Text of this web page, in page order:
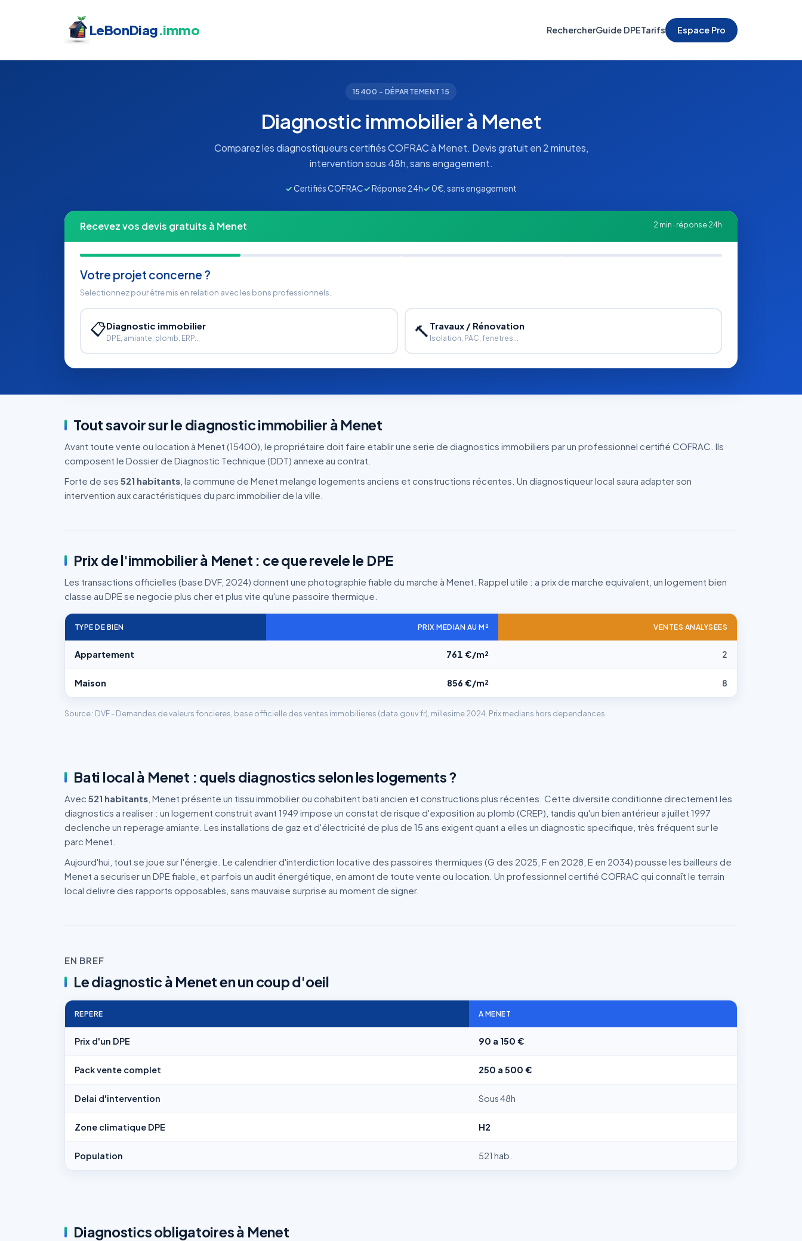
LeBonDiag.immo RechercherGuide DPETarifs Espace Pro
15400 - DÉPARTEMENT 15
Diagnostic immobilier à Menet
Comparez les diagnostiqueurs certifiés COFRAC à Menet. Devis gratuit en 2 minutes,
intervention sous 48h, sans engagement.
✓ Certifiés COFRAC✓Réponse 24h✓ 0€, sans engagement
Recevez vos devis gratuits à Menet 2 min · réponse 24h
Votre projet concerne ?
Selectionnez pour être mis en relation avec les bons professionnels.
📋Diagnostic immobilier
DPE, amiante, plomb, ERP... 🔨 Travaux / Rénovation
Isolation, PAC, fenetres...
Tout savoir sur le diagnostic immobilier à Menet
Avant toute vente ou location à Menet (15400), le propriétaire doit faire etablir une serie de diagnostics immobiliers par un professionnel certifié COFRAC. Ils
composent le Dossier de Diagnostic Technique (DDT) annexe au contrat.
Forte de ses 521 habitants , la commune de Menet melange logements anciens et constructions récentes. Un diagnostiqueur local saura adapter son
intervention aux caractéristiques du parc immobilier de la ville.
Prix de l'immobilier à Menet : ce que revele le DPE
Les transactions officielles (base DVF, 2024) donnent une photographie fiable du marche à Menet. Rappel utile : a prix de marche equivalent, un logement bien
classe au DPE se negocie plus cher et plus vite qu'une passoire thermique.
TYPE DE BIEN PRIX MEDIAN AU M² VENTES ANALYSEES
Appartement 761 €/m² 2
Maison 856 €/m² 8
Source : DVF - Demandes de valeurs foncieres, base officielle des ventes immobilieres (data.gouv.fr), millesime 2024. Prix medians hors dependances.
Bati local à Menet : quels diagnostics selon les logements ?
Avec 521 habitants , Menet présente un tissu immobilier ou cohabitent bati ancien et constructions plus récentes. Cette diversite conditionne directement les
diagnostics a realiser : un logement construit avant 1949 impose un constat de risque d'exposition au plomb (CREP), tandis qu'un bien antérieur a juillet 1997
declenche un reperage amiante. Les installations de gaz et d'électricité de plus de 15 ans exigent quant a elles un diagnostic specifique, très fréquent sur le
parc Menet.
Aujourd'hui, tout se joue sur l'énergie. Le calendrier d'interdiction locative des passoires thermiques (G des 2025, F en 2028, E en 2034) pousse les bailleurs de
Menet a securiser un DPE fiable, et parfois un audit énergétique, en amont de toute vente ou location. Un professionnel certifié COFRAC qui connaît le terrain
local delivre des rapports opposables, sans mauvaise surprise au moment de signer.
EN BREF
Le diagnostic à Menet en un coup d'oeil
REPERE A MENET
Prix d'un DPE 90 a 150 €
Pack vente complet 250 a 500 €
Delai d'intervention Sous 48h
Zone climatique DPE H2
Population 521 hab.
Diagnostics obligatoires à Menet